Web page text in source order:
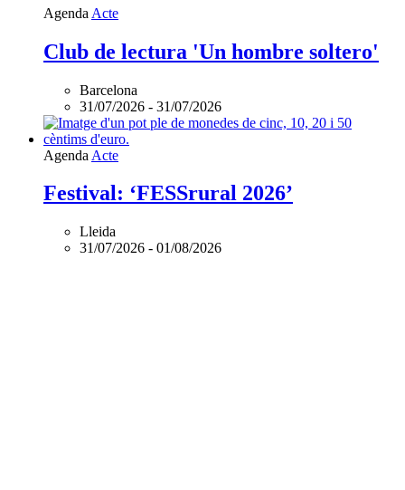
Agenda Acte
Club de lectura 'Un hombre soltero'
Barcelona
31/07/2026 - 31/07/2026
Agenda Acte
Festival: ‘FESSrural 2026’
Lleida
31/07/2026 - 01/08/2026